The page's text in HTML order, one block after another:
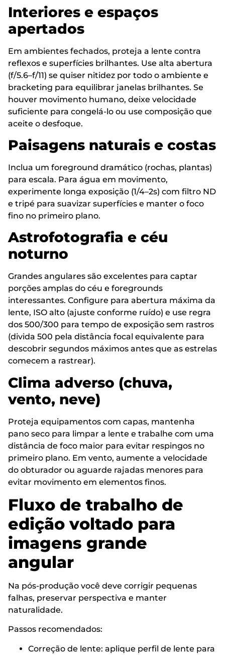
Interiores e espaços
apertados
Em ambientes fechados, proteja a lente contra
reflexos e superfícies brilhantes. Use alta abertura
(f/5.6–f/11) se quiser nitidez por todo o ambiente e
bracketing para equilibrar janelas brilhantes. Se
houver movimento humano, deixe velocidade
suficiente para congelá-lo ou use composição que
aceite o desfoque.
Paisagens naturais e costas
Inclua um foreground dramático (rochas, plantas)
para escala. Para água em movimento,
experimente longa exposição (1/4–2s) com filtro ND
e tripé para suavizar superfícies e manter o foco
fino no primeiro plano.
Astrofotografia e céu
noturno
Grandes angulares são excelentes para captar
porções amplas do céu e foregrounds
interessantes. Configure para abertura máxima da
lente, ISO alto (ajuste conforme ruído) e use regra
dos 500/300 para tempo de exposição sem rastros
(divida 500 pela distância focal equivalente para
descobrir segundos máximos antes que as estrelas
comecem a rastrear).
Clima adverso (chuva,
vento, neve)
Proteja equipamentos com capas, mantenha
pano seco para limpar a lente e trabalhe com uma
distância de foco maior para evitar respingos no
primeiro plano. Em vento, aumente a velocidade
do obturador ou aguarde rajadas menores para
evitar movimento em elementos finos.
Fluxo de trabalho de
edição voltado para
imagens grande
angular
Na pós-produção você deve corrigir pequenas
falhas, preservar perspectiva e manter
naturalidade.
Passos recomendados:
Correção de lente: aplique perfil de lente para